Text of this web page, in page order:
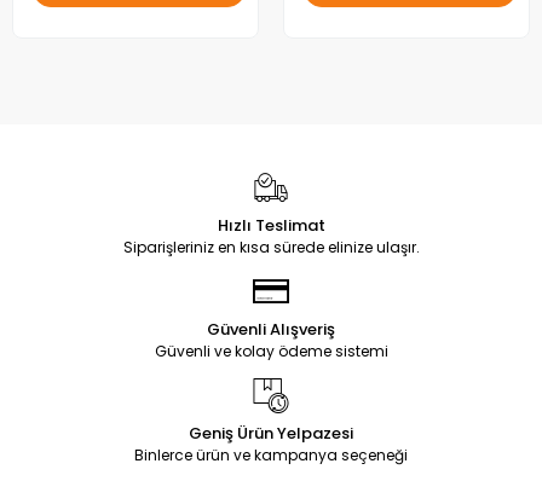
Hızlı Teslimat
Siparişleriniz en kısa sürede elinize ulaşır.
Güvenli Alışveriş
Güvenli ve kolay ödeme sistemi
Geniş Ürün Yelpazesi
Binlerce ürün ve kampanya seçeneği